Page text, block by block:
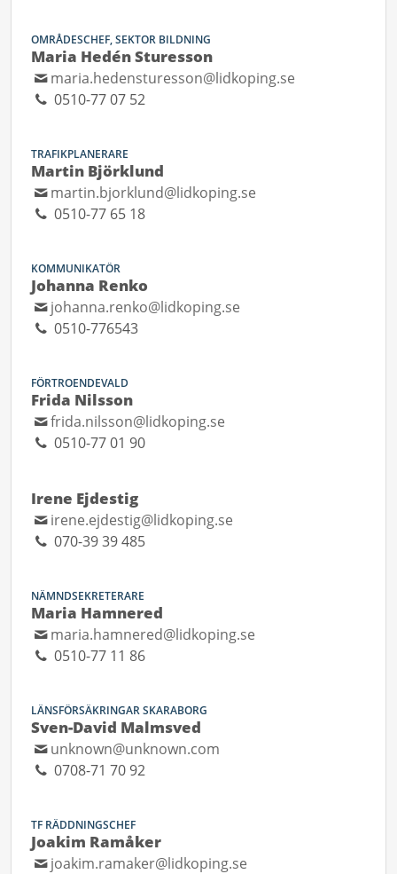
OMRÅDESCHEF, SEKTOR BILDNING
Maria Hedén Sturesson
maria.hedensturesson@lidkoping.se
0510-77 07 52
TRAFIKPLANERARE
Martin Björklund
martin.bjorklund@lidkoping.se
0510-77 65 18
KOMMUNIKATÖR
Johanna Renko
johanna.renko@lidkoping.se
0510-776543
FÖRTROENDEVALD
Frida Nilsson
frida.nilsson@lidkoping.se
0510-77 01 90
Irene Ejdestig
irene.ejdestig@lidkoping.se
070-39 39 485
NÄMNDSEKRETERARE
Maria Hamnered
maria.hamnered@lidkoping.se
0510-77 11 86
LÄNSFÖRSÄKRINGAR SKARABORG
Sven-David Malmsved
unknown@unknown.com
0708-71 70 92
TF RÄDDNINGSCHEF
Joakim Ramåker
joakim.ramaker@lidkoping.se